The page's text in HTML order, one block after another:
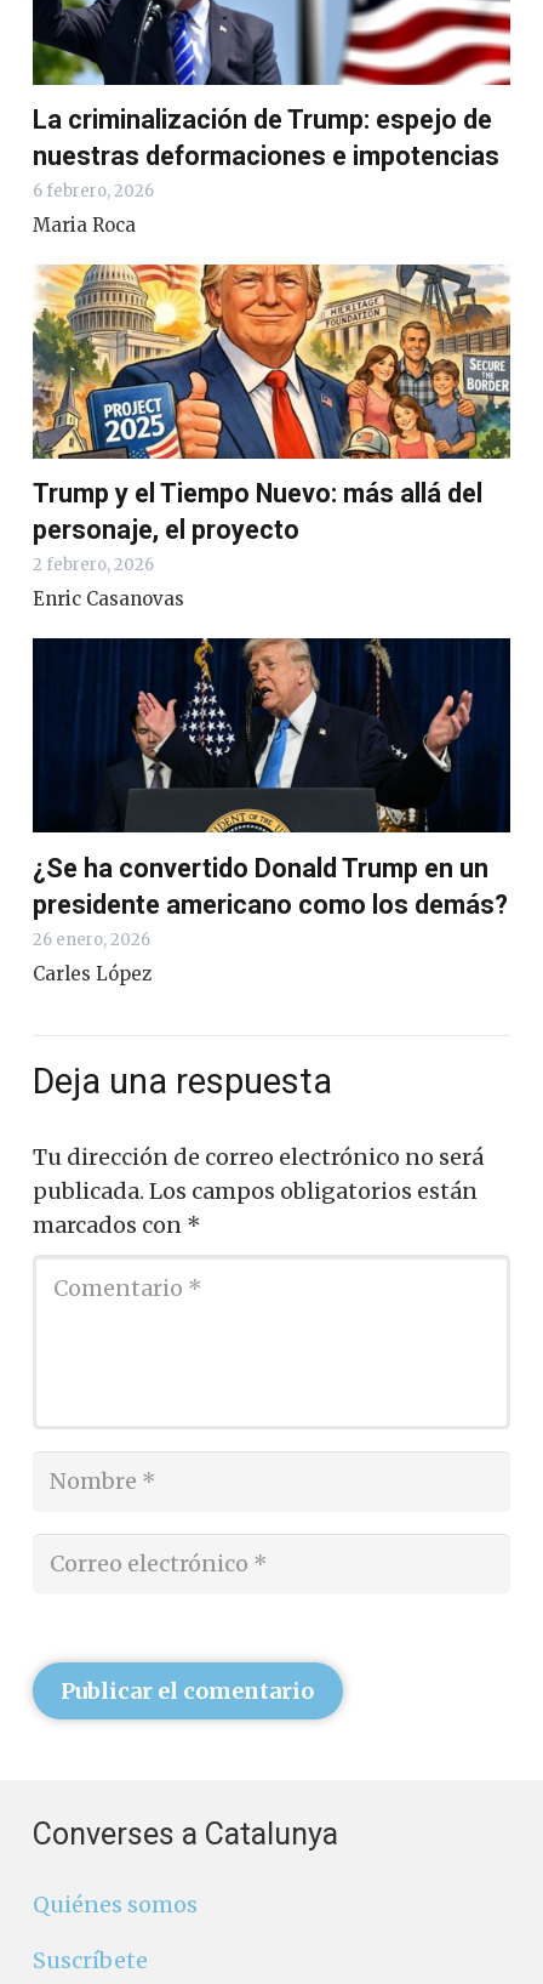
La criminalización de Trump: espejo de
nuestras deformaciones e impotencias
6 febrero, 2026
Maria Roca
Trump y el Tiempo Nuevo: más allá del
personaje, el proyecto
2 febrero, 2026
Enric Casanovas
¿Se ha convertido Donald Trump en un
presidente americano como los demás?
26 enero, 2026
Carles López
Deja una respuesta
Tu dirección de correo electrónico no será
publicada. Los campos obligatorios están
marcados con *
Publicar el comentario
Converses a Catalunya
Quiénes somos
Suscríbete